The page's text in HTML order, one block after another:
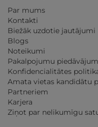
Par mums
Kontakti
Biežāk uzdotie jautājumi
Blogs
Noteikumi
Pakalpojumu
Konfidencialitātes
Amata vietas kandidātu
Partneriem
Karjera
Ziņot par nelikumīgu